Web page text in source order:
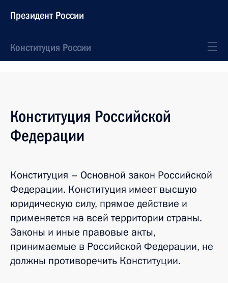
Президент России
Конституция России
Конституция Российской
Федерации
Конституция – Основной закон Российской
Федерации. Конституция имеет высшую
юридическую силу, прямое действие и
применяется на всей территории страны.
Законы и иные правовые акты,
принимаемые в Российской Федерации, не
должны противоречить Конституции.